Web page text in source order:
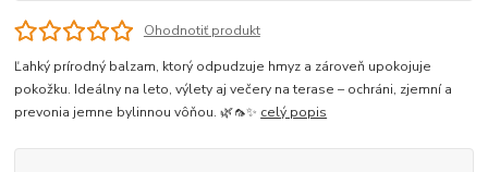
Ohodnotiť produkt
Ľahký prírodný balzam, ktorý odpudzuje hmyz a zároveň upokojuje
pokožku. Ideálny na leto, výlety aj večery na terase – ochráni, zjemní a
prevonia jemne bylinnou vôňou. 🌿🦟✨ celý popis